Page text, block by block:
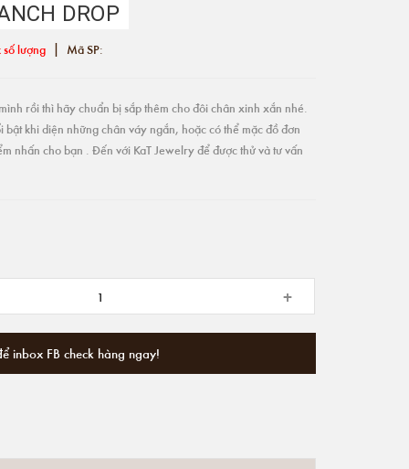
DROP
số lượng | Mã SP:
rồi thì hãy chuẩn bị sắp thêm cho đôi chân xinh xắn nhé.
khi diện những chân váy ngắn, hoặc có thể mặc đồ đơn
nhấn cho bạn . Đến với KaT Jewelry để được thử và tư vấn
+
inbox FB check hàng ngay!